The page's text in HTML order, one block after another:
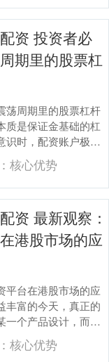
资 投资者必
期里的股票杠
荡周期里的股票杠杆
质是保证金基础的杠
识时，配资账户极易
。投资者应先设定可
核心优势
资 最新观察：
港股市场的应
平台在港股市场的应
丰富的今天，真正的
一个产品设计，而是
建的风险文化。在合
核心优势